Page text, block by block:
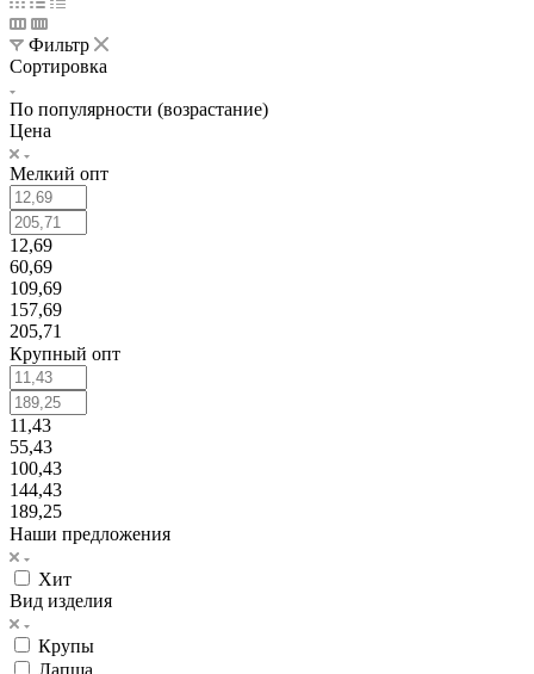
Фильтр
Сортировка
По популярности (возрастание)
Цена
Мелкий опт
12,69
60,69
109,69
157,69
205,71
Крупный опт
11,43
55,43
100,43
144,43
189,25
Наши предложения
Хит
Вид изделия
Крупы
Лапша